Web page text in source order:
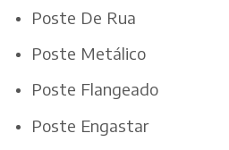
Poste De Rua
Poste Metálico
Poste Flangeado
Poste Engastar